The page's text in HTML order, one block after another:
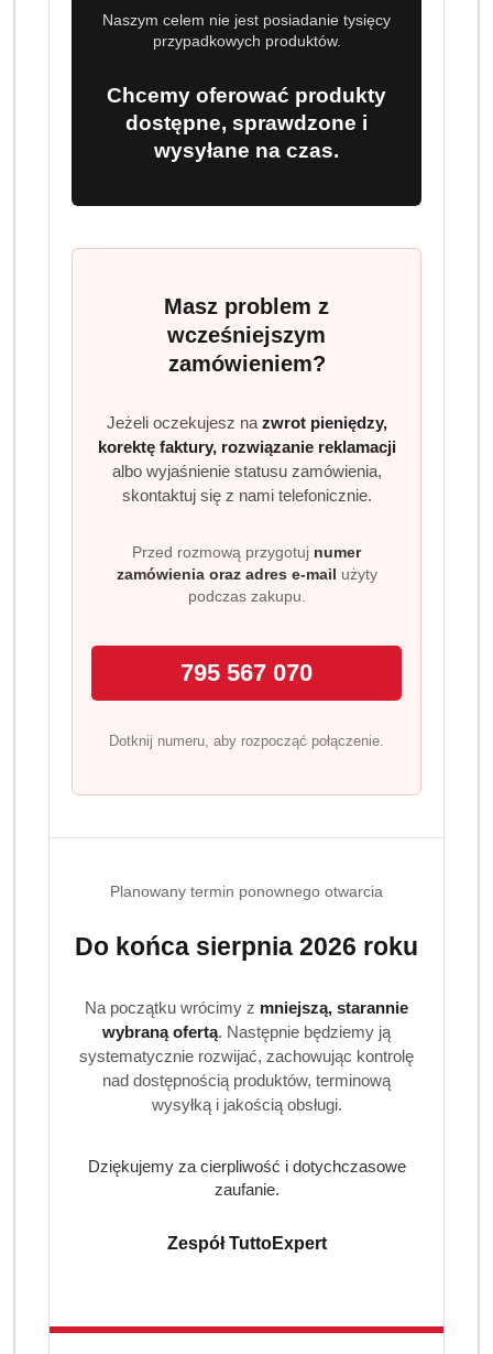
Naszym celem nie jest posiadanie tysięcy
przypadkowych produktów.
Chcemy oferować produkty
dostępne, sprawdzone i
wysyłane na czas.
Masz problem z
wcześniejszym
zamówieniem?
Jeżeli oczekujesz na zwrot pieniędzy,
korektę faktury, rozwiązanie reklamacji
albo wyjaśnienie statusu zamówienia,
skontaktuj się z nami telefonicznie.
Przed rozmową przygotuj numer
zamówienia oraz adres e-mail użyty
podczas zakupu.
795 567 070
Dotknij numeru, aby rozpocząć połączenie.
Planowany termin ponownego otwarcia
Do końca sierpnia 2026 roku
Na początku wrócimy z mniejszą, starannie
wybraną ofertą. Następnie będziemy ją
systematycznie rozwijać, zachowując kontrolę
nad dostępnością produktów, terminową
wysyłką i jakością obsługi.
Dziękujemy za cierpliwość i dotychczasowe
zaufanie.
Zespół TuttoExpert